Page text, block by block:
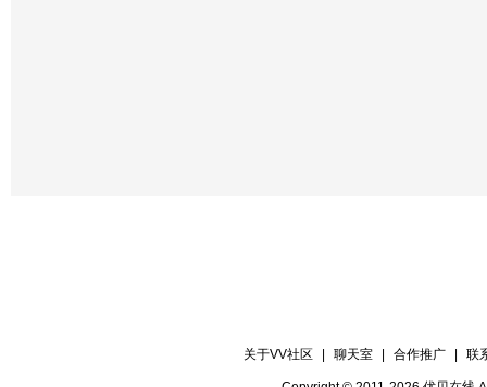
关于VV社区 聊天室 合作推广 联